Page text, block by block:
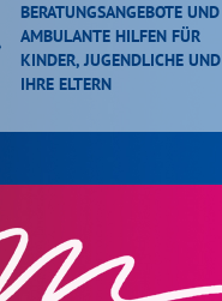
BERATUNGSANGEBOTE UND
AMBULANTE HILFEN FÜR
KINDER, JUGENDLICHE UND
IHRE ELTERN